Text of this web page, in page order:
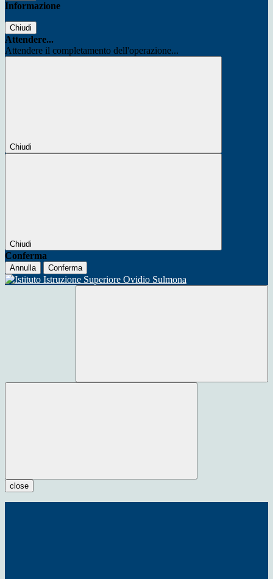
Informazione
Chiudi
Attendere...
Attendere il completamento dell'operazione...
Chiudi
Chiudi
Conferma
Annulla Conferma
close